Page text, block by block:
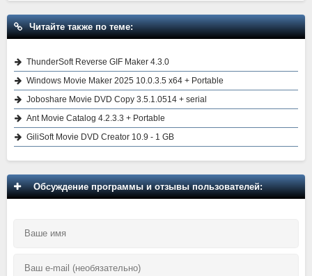
Читайте также по теме:
ThunderSoft Reverse GIF Maker 4.3.0
Windows Movie Maker 2025 10.0.3.5 x64 + Portable
Joboshare Movie DVD Copy 3.5.1.0514 + serial
Ant Movie Catalog 4.2.3.3 + Portable
GiliSoft Movie DVD Creator 10.9 - 1 GB
Обсуждение программы и отзывы пользователей: